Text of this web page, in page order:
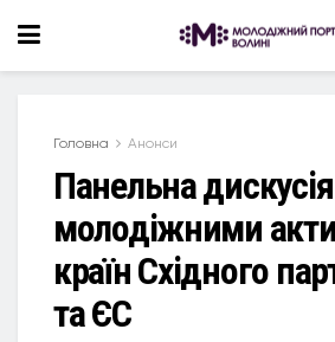
Головна Анонси
Панельна
молодіжними
країн Східного
та ЄС